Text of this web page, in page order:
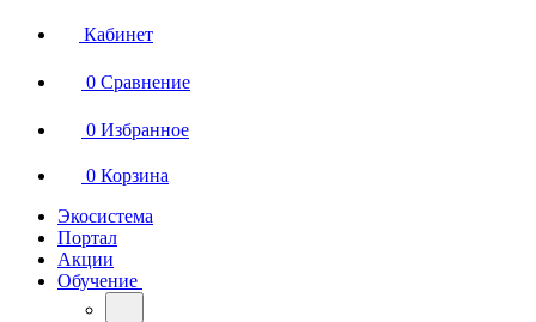
Кабинет
0 Сравнение
0 Избранное
0 Корзина
Экосистема
Портал
Акции
Обучение